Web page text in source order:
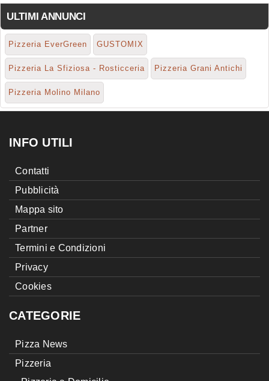
ULTIMI ANNUNCI
Pizzeria EverGreen GUSTOMIX
Pizzeria La Sfiziosa - Rosticceria Pizzeria Grani Antichi
Pizzeria Molino Milano
INFO UTILI
Contatti
Pubblicità
Mappa sito
Partner
Termini e Condizioni
Privacy
Cookies
CATEGORIE
Pizza News
Pizzeria